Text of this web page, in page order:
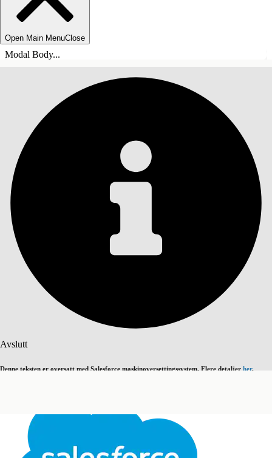
Open Main MenuClose
Modal Body...
Avslutt
Denne teksten er oversatt med Salesforce maskinoversettingssystem. Flere detaljer her.
Vis innholdsfortegnelse